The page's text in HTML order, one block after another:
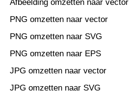
Afbeelding omzetten naar vector
PNG omzetten naar vector
PNG omzetten naar SVG
PNG omzetten naar EPS
JPG omzetten naar vector
JPG omzetten naar SVG